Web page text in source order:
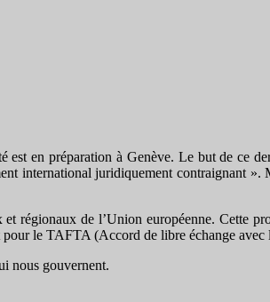
en préparation à Genève. Le but de ce
international juridiquement contraignant
régionaux de l’Union européenne. Cette
pour le TAFTA (Accord de libre échange avec
nous gouvernent.